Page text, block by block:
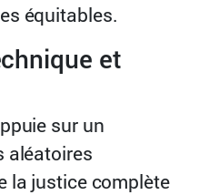
équitables.
et
sur un
aléatoires
la justice complète